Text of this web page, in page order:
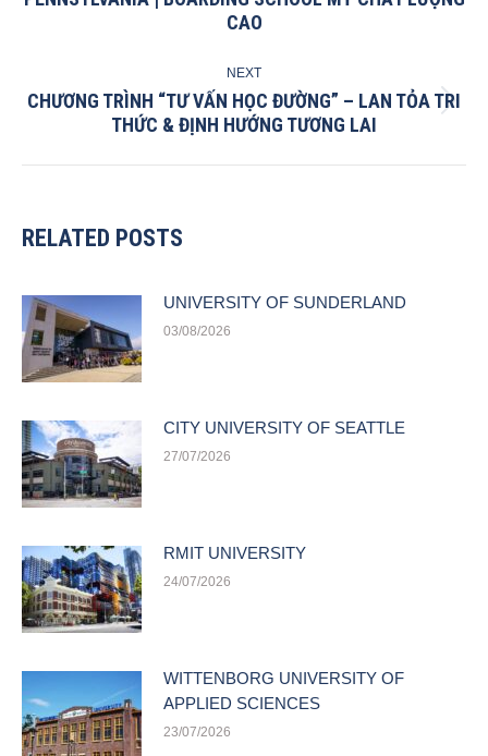
post:
CAO
NEXT
Next
post:
CHƯƠNG TRÌNH “TƯ VẤN HỌC ĐƯỜNG” – LAN TỎA TRI
THỨC & ĐỊNH HƯỚNG TƯƠNG LAI
RELATED POSTS
UNIVERSITY OF SUNDERLAND
03/08/2026
CITY UNIVERSITY OF SEATTLE
27/07/2026
RMIT UNIVERSITY
24/07/2026
WITTENBORG UNIVERSITY OF
APPLIED SCIENCES
23/07/2026